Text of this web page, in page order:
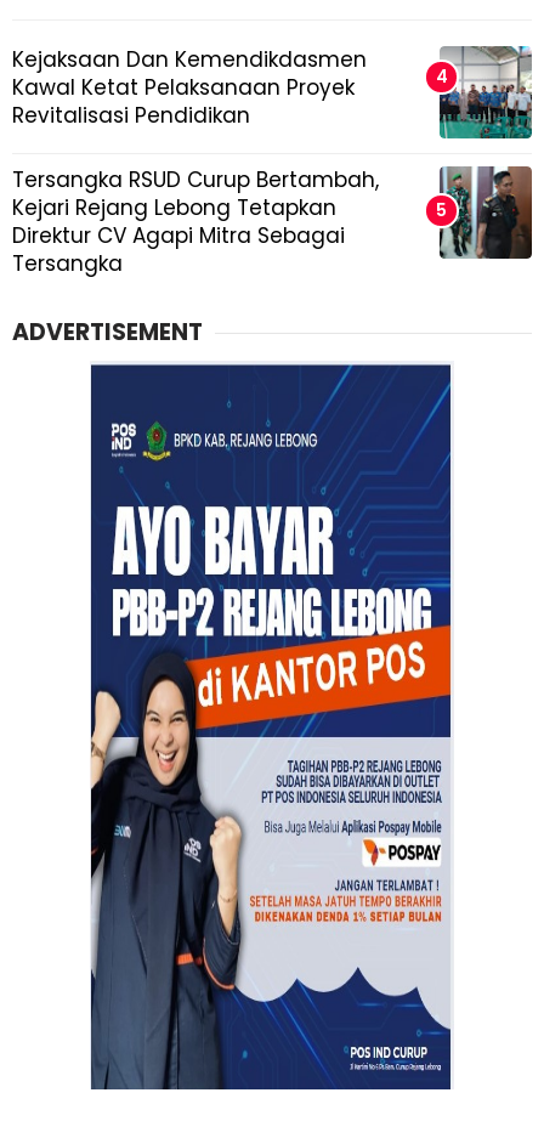
Kejaksaan Dan Kemendikdasmen
Kawal Ketat Pelaksanaan Proyek
Revitalisasi Pendidikan
Tersangka RSUD Curup Bertambah,
Kejari Rejang Lebong Tetapkan
Direktur CV Agapi Mitra Sebagai
Tersangka
ADVERTISEMENT